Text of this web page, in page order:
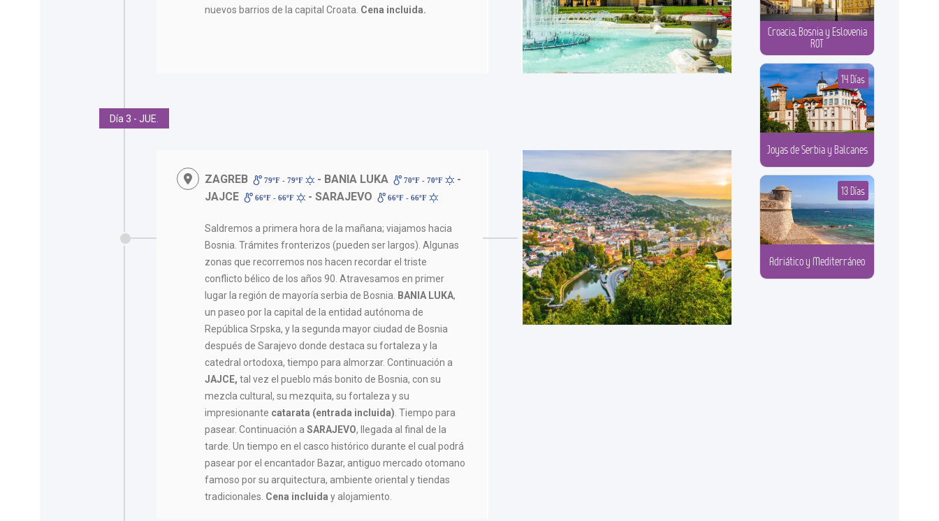
nuevos barrios de la capital Croata. Cena incluida.
Día 3 - JUE.
ZAGREB 79ºF - 79ºF - BANIA LUKA 70ºF - 70ºF
-
JAJCE
66ºF - 66ºF - SARAJEVO 66ºF - 66ºF
Saldremos a primera hora de la mañana; viajamos hacia
Bosnia. Trámites fronterizos (pueden ser largos). Algunas
zonas que recorremos nos hacen recordar el triste
conflicto bélico de los años 90. Atravesamos en primer
lugar la región de mayoría serbia de Bosnia.
BANIA LUKA,
un paseo por la capital de la entidad autónoma de
República Srpska, y la segunda mayor ciudad de Bosnia
después de Sarajevo donde destaca su fortaleza y la
catedral ortodoxa, tiempo para almorzar. Continuación a
JAJCE, tal vez el pueblo más bonito de Bosnia, con su
mezcla cultural, su mezquita, su fortaleza y su
impresionante catarata (entrada incluida) . Tiempo para
pasear. Continuación aSARAJEVO, llegada al final de la
tarde. Un tiempo en el casco histórico durante el cual podrá
pasear por el encantador Bazar, antiguo mercado otomano
famoso por su arquitectura, ambiente oriental y tiendas
tradicionales. Cena incluiday alojamiento.
Croacia, Bosnia y Eslovenia
ROT
Joyas de Serbia y Balcanes
14 Días
Adriático y Mediterráneo
13 Días